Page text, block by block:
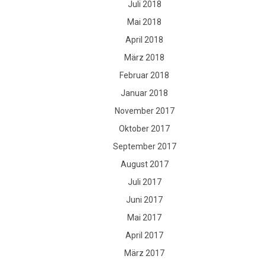
Juli 2018
Mai 2018
April 2018
März 2018
Februar 2018
Januar 2018
November 2017
Oktober 2017
September 2017
August 2017
Juli 2017
Juni 2017
Mai 2017
April 2017
März 2017